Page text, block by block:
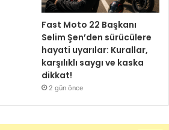
Fast Moto 22 Başkanı
Selim Şen’den sürücülere
hayati uyarılar: Kurallar,
karşılıklı saygı ve kaska
dikkat!
2 gün önce